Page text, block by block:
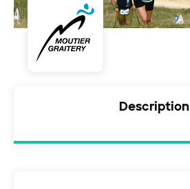
Description